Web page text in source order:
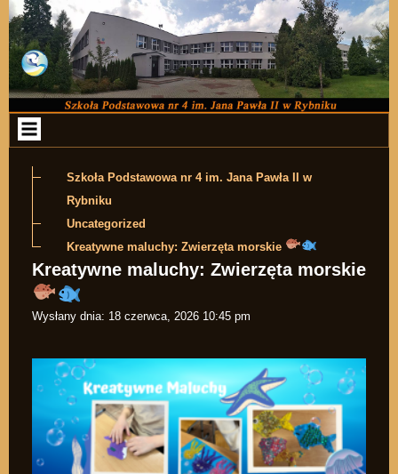
Przejdź do zawartości
Szkoła Podstawowa nr 4 im. Jana Pawła II w
Rybniku
Uncategorized
Kreatywne maluchy: Zwierzęta morskie
Kreatywne maluchy: Zwierzęta morskie
Wysłany dnia: 18 czerwca, 2026 10:45 pm